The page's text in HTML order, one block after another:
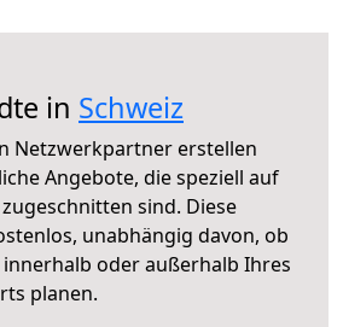
in Schweiz
Netzwerkpartner erstellen
Angebote, die speziell auf
sind. Diese
unabhängig davon, ob
innerhalb oder außerhalb Ihres
planen.